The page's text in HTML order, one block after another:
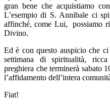
gran bene che acquistiamo
L’esempio di S. Annibale ci
affinché, come Lui, possiamo
Divino.
Ed è con questo auspicio che
settimana di spiritualità,
preghiera che terminerà sabato
l’affidamento dell’intera
Fiat!